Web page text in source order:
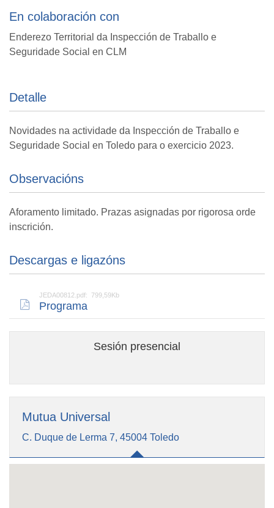
En colaboración con
Enderezo Territorial da Inspección de Traballo e
Seguridade Social en CLM
Detalle
Novidades na actividade da Inspección de Traballo e
Seguridade Social en Toledo para o exercicio 2023.
Observacións
Aforamento limitado. Prazas asignadas por rigorosa orde
inscrición.
Descargas e ligazóns
JEDA00812.pdf: 799,59Kb
Programa
Sesión presencial
Mutua Universal
C. Duque de Lerma 7, 45004 Toledo